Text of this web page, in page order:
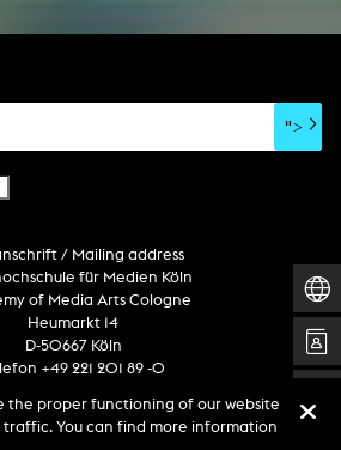
">
/ Mailing address
für Medien Köln
of Media Arts Cologne
Heumarkt 14
D-50667 Köln
+49 221 201 89 -0
the proper functioning of our website
You can find more information